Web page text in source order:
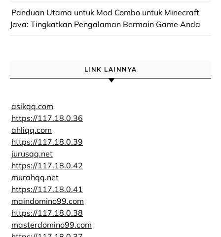
Panduan Utama untuk Mod Combo untuk Minecraft
Java: Tingkatkan Pengalaman Bermain Game Anda
LINK LAINNYA
asikqq.com
https://117.18.0.36
ahliqq.com
https://117.18.0.39
jurusqq.net
https://117.18.0.42
murahqq.net
https://117.18.0.41
maindomino99.com
https://117.18.0.38
masterdomino99.com